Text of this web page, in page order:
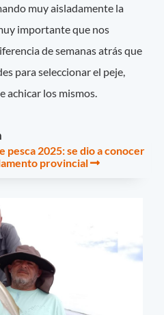
muy aisladamente la
importante que nos
de semanas atrás que
para seleccionar el peje,
achicar los mismos.
pesca 2025: se dio a conocer
provincial